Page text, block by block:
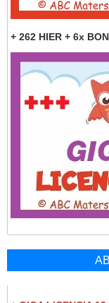
+ 262 HIER + 6x